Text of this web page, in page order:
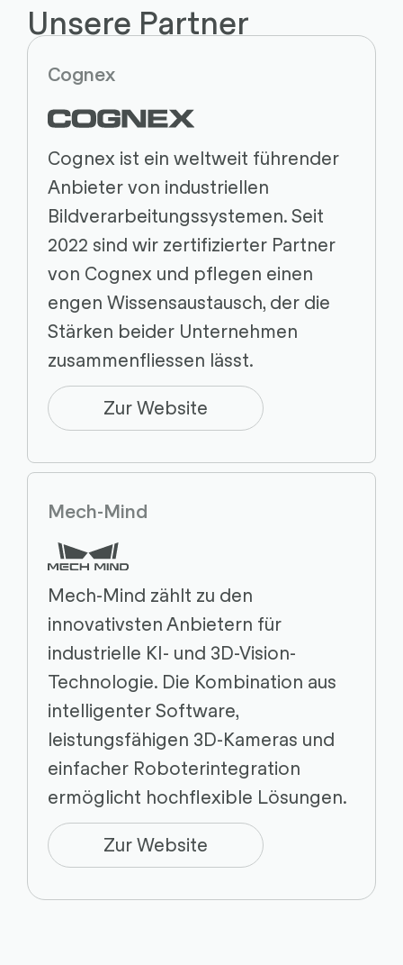
Unsere Partner
Cognex
Cognex ist ein weltweit führender
Anbieter von industriellen
Bildverarbeitungssystemen. Seit
2022 sind wir zertifizierter Partner
von Cognex und pflegen einen
engen Wissensaustausch, der die
Stärken beider Unternehmen
zusammenfliessen lässt.
Zur Website
Mech-Mind
Mech-Mind zählt zu den
innovativsten Anbietern für
industrielle KI- und 3D-Vision-
Technologie. Die Kombination aus
intelligenter Software,
leistungsfähigen 3D-Kameras und
einfacher Roboterintegration
ermöglicht hochflexible Lösungen.
Zur Website